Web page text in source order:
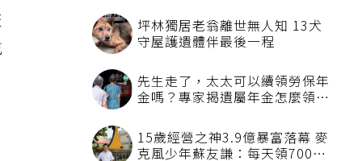
坪林獨居老翁離世無人知 13犬
守屋護遺體伴最後一程
先生走了，太太可以續領勞保年
看順位還要看資格
15歲經營之神3.9億暴富落幕 麥